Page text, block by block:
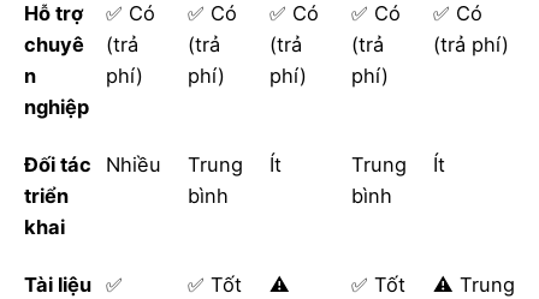
Hỗ trợ
chuyê
n
nghiệp
✅ Có
(trả
phí)
✅ Có
(trả
phí)
✅ Có
(trả
phí)
✅ Có
(trả
phí)
✅ Có
(trả phí)
Đối tác
triển
khai
Nhiều
Trung
bình
Ít
Trung
bình
Ít
Tài liệu ✅
✅ Tốt
⚠️
✅ Tốt
⚠️ Trung